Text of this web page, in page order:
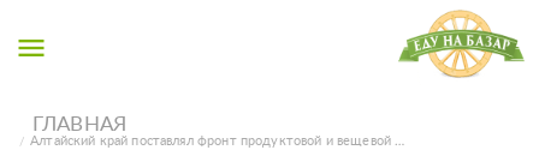
menu
ГЛАВНАЯ
Алтайский край поставлял фронт продуктовой и вещевой …